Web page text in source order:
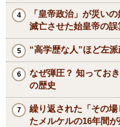
「皇帝政治」が災い
滅亡させた始皇帝の誤
“高学歴な人”ほど左
なぜ弾圧？ 知ってお
の歴史
繰り返された「その
たメルケルの16年間